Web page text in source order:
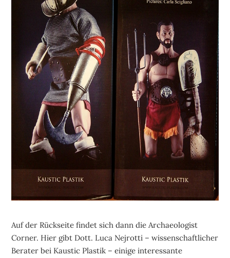
Auf der Rückseite findet sich dann die Archaeologist
Corner. Hier gibt Dott. Luca Nejrotti – wissenschaftlicher
Berater bei Kaustic Plastik – einige interessante